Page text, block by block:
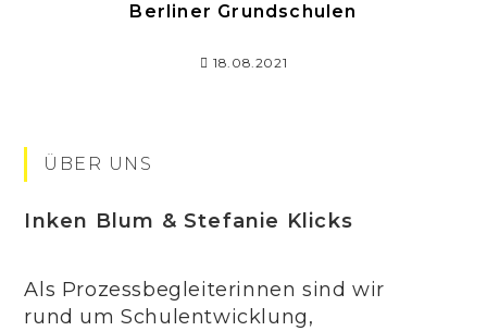
Berliner Grundschulen
18.08.2021
ÜBER UNS
Inken Blum & Stefanie Klicks
Als Prozessbegleiterinnen sind wir
rund um Schulentwicklung,